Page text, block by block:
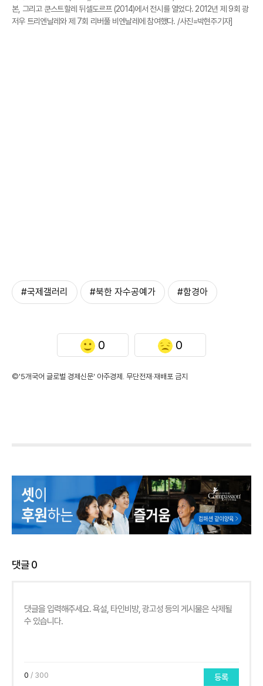
본, 그리고 쿤스트할레 뒤셀도르프 (2014)에서 전시를 열었다. 2012년 제 9회 광
저우 트리엔날레와 제 7회 리버풀 비엔날레에 참여했다. /사진=박현주기자]
#국제갤러리 #북한 자수공예가 #함경아
0 0
©'5개국어 글로벌 경제신문' 아주경제. 무단전재·재배포 금지
댓글0
0 / 300 등록